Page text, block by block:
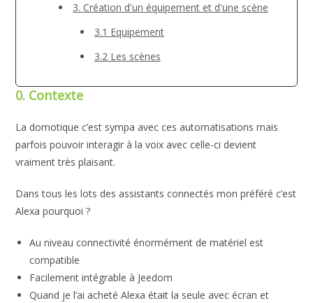
3. Création d'un équipement et d'une scène
3.1 Equipement
3.2 Les scènes
0. Contexte
La domotique c’est sympa avec ces automatisations mais
parfois pouvoir interagir à la voix avec celle-ci devient
vraiment très plaisant.
Dans tous les lots des assistants connectés mon préféré c’est
Alexa pourquoi ?
Au niveau connectivité énormément de matériel est
compatible
Facilement intégrable à Jeedom
Quand je l’ai acheté Alexa était la seule avec écran et